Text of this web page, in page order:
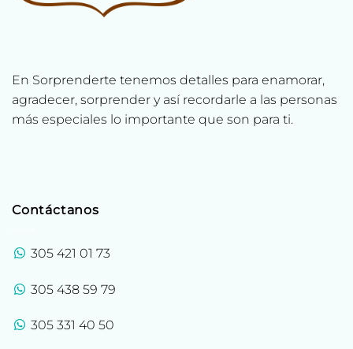
En Sorprenderte tenemos detalles para enamorar,
agradecer, sorprender y así recordarle a las personas
más especiales lo importante que son para ti.
Contáctanos
305 421 01 73
305 438 59 79
305 331 40 50